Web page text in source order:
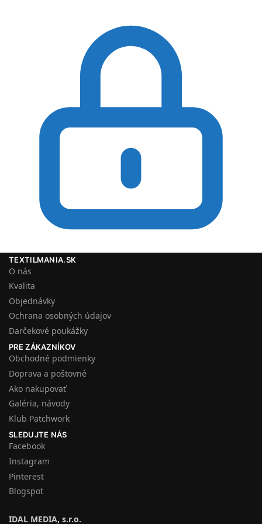
TEXTILMANIA.SK
O nás
Kvalita
Objednávky
Ochrana osobných údajov
Darčekové poukážky
PRE ZÁKAZNÍKOV
Obchodné podmienky
Doprava a poštovné
Ako nakupovať
Galéria, návody
Klub Patchwork
SLEDUJTE NÁS
Facebook
Instagram
Pinterest
Blogspot
IDAL MEDIA, s.r.o.